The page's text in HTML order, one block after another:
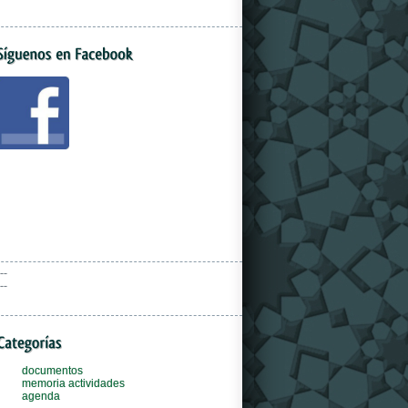
documentos
memoria actividades
agenda